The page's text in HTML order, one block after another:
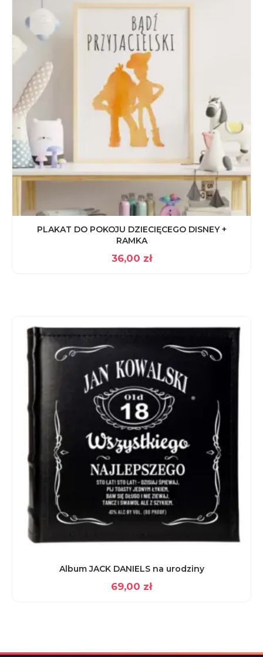
PLAKAT DO POKOJU DZIECIĘCEGO DISNEY +
RAMKA
36,00 zł
Album JACK DANIELS na urodziny
69,00 zł